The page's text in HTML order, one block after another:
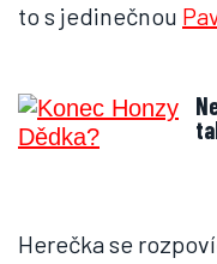
to s jedinečnou
Herečka se